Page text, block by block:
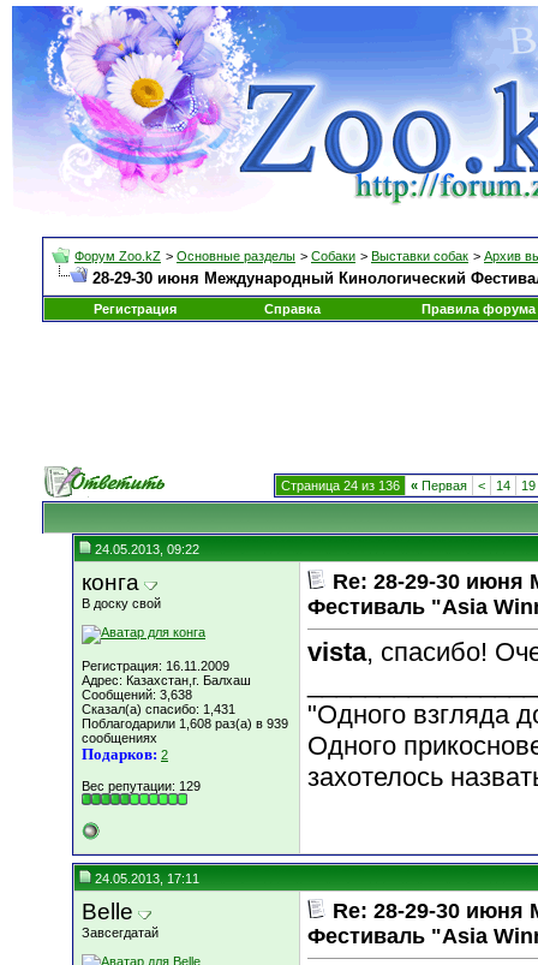
Форум Zoo.kZ > Основные разделы > Собаки > Выставки собак > Архив
28-29-30 июня Международный Кинологический
Регистрация Справка Правила форума
Страница 24 из 136 « Первая < 14 19
24.05.2013, 09:22
конга
В доску свой
Регистрация: 16.11.2009
Адрес: Казахстан,г. Балхаш
Сообщений: 3,638
Сказал(а) спасибо: 1,431
Поблагодарили 1,608 раз(а) в 939
сообщениях
Подарков: 2
Вес репутации: 129
Re: 28-29-30 июня
Фестиваль "Asia
vista, спасибо!
"Одного взгляда
Одного
захотелось
24.05.2013, 17:11
Belle
Завсегдатай
Re: 28-29-30 июня
Фестиваль "Asia